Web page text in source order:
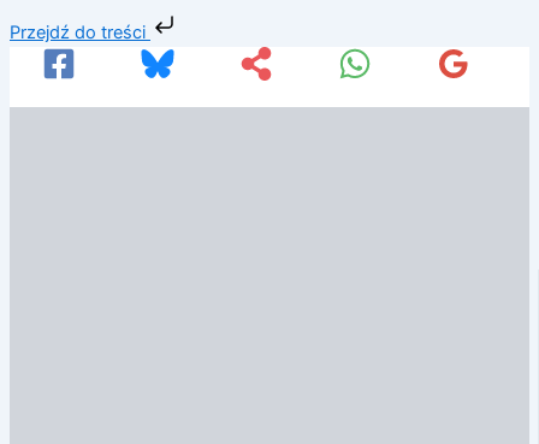
Przejdź do treści
do
treści